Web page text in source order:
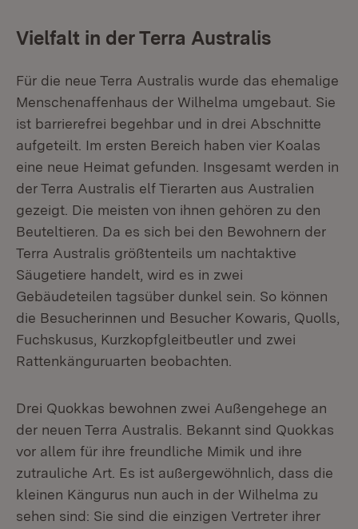
Vielfalt in der Terra Australis
Für die neue Terra Australis wurde das ehemalige
Menschenaffenhaus der Wilhelma umgebaut. Sie
ist barrierefrei begehbar und in drei Abschnitte
aufgeteilt. Im ersten Bereich haben vier Koalas
eine neue Heimat gefunden. Insgesamt werden in
der Terra Australis elf Tierarten aus Australien
gezeigt. Die meisten von ihnen gehören zu den
Beuteltieren. Da es sich bei den Bewohnern der
Terra Australis größtenteils um nachtaktive
Säugetiere handelt, wird es in zwei
Gebäudeteilen tagsüber dunkel sein. So können
die Besucherinnen und Besucher Kowaris, Quolls,
Fuchskusus, Kurzkopfgleitbeutler und zwei
Rattenkänguruarten beobachten.
Drei Quokkas bewohnen zwei Außengehege an
der neuen Terra Australis. Bekannt sind Quokkas
vor allem für ihre freundliche Mimik und ihre
zutrauliche Art. Es ist außergewöhnlich, dass die
kleinen Kängurus nun auch in der Wilhelma zu
sehen sind: Sie sind die einzigen Vertreter ihrer